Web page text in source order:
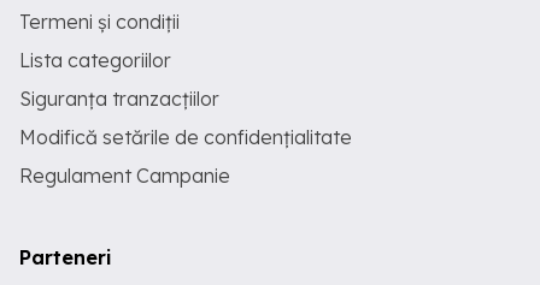
Termeni și condiții
Lista categoriilor
Siguranța tranzacțiilor
Modifică setările de confidențialitate
Regulament Campanie
Parteneri